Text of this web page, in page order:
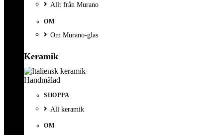
Allt från Murano
OM
Om Murano-glas
Keramik
Handmålad
SHOPPA
All keramik
OM